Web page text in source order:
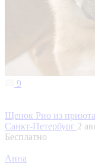
9
Щенок Рио из
Санкт-Петербург 2
Бесплатно
Анна